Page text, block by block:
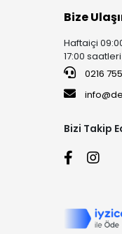
Bize
Haftaiçi
17:00
0216
Bizi Takip